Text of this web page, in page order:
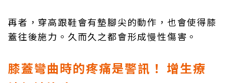
再者，穿高跟鞋會有墊腳尖的動作，也會使得膝
蓋往後施力。久而久之都會形成慢性傷害。
膝蓋彎曲時的疼痛是警訊！ 增生療